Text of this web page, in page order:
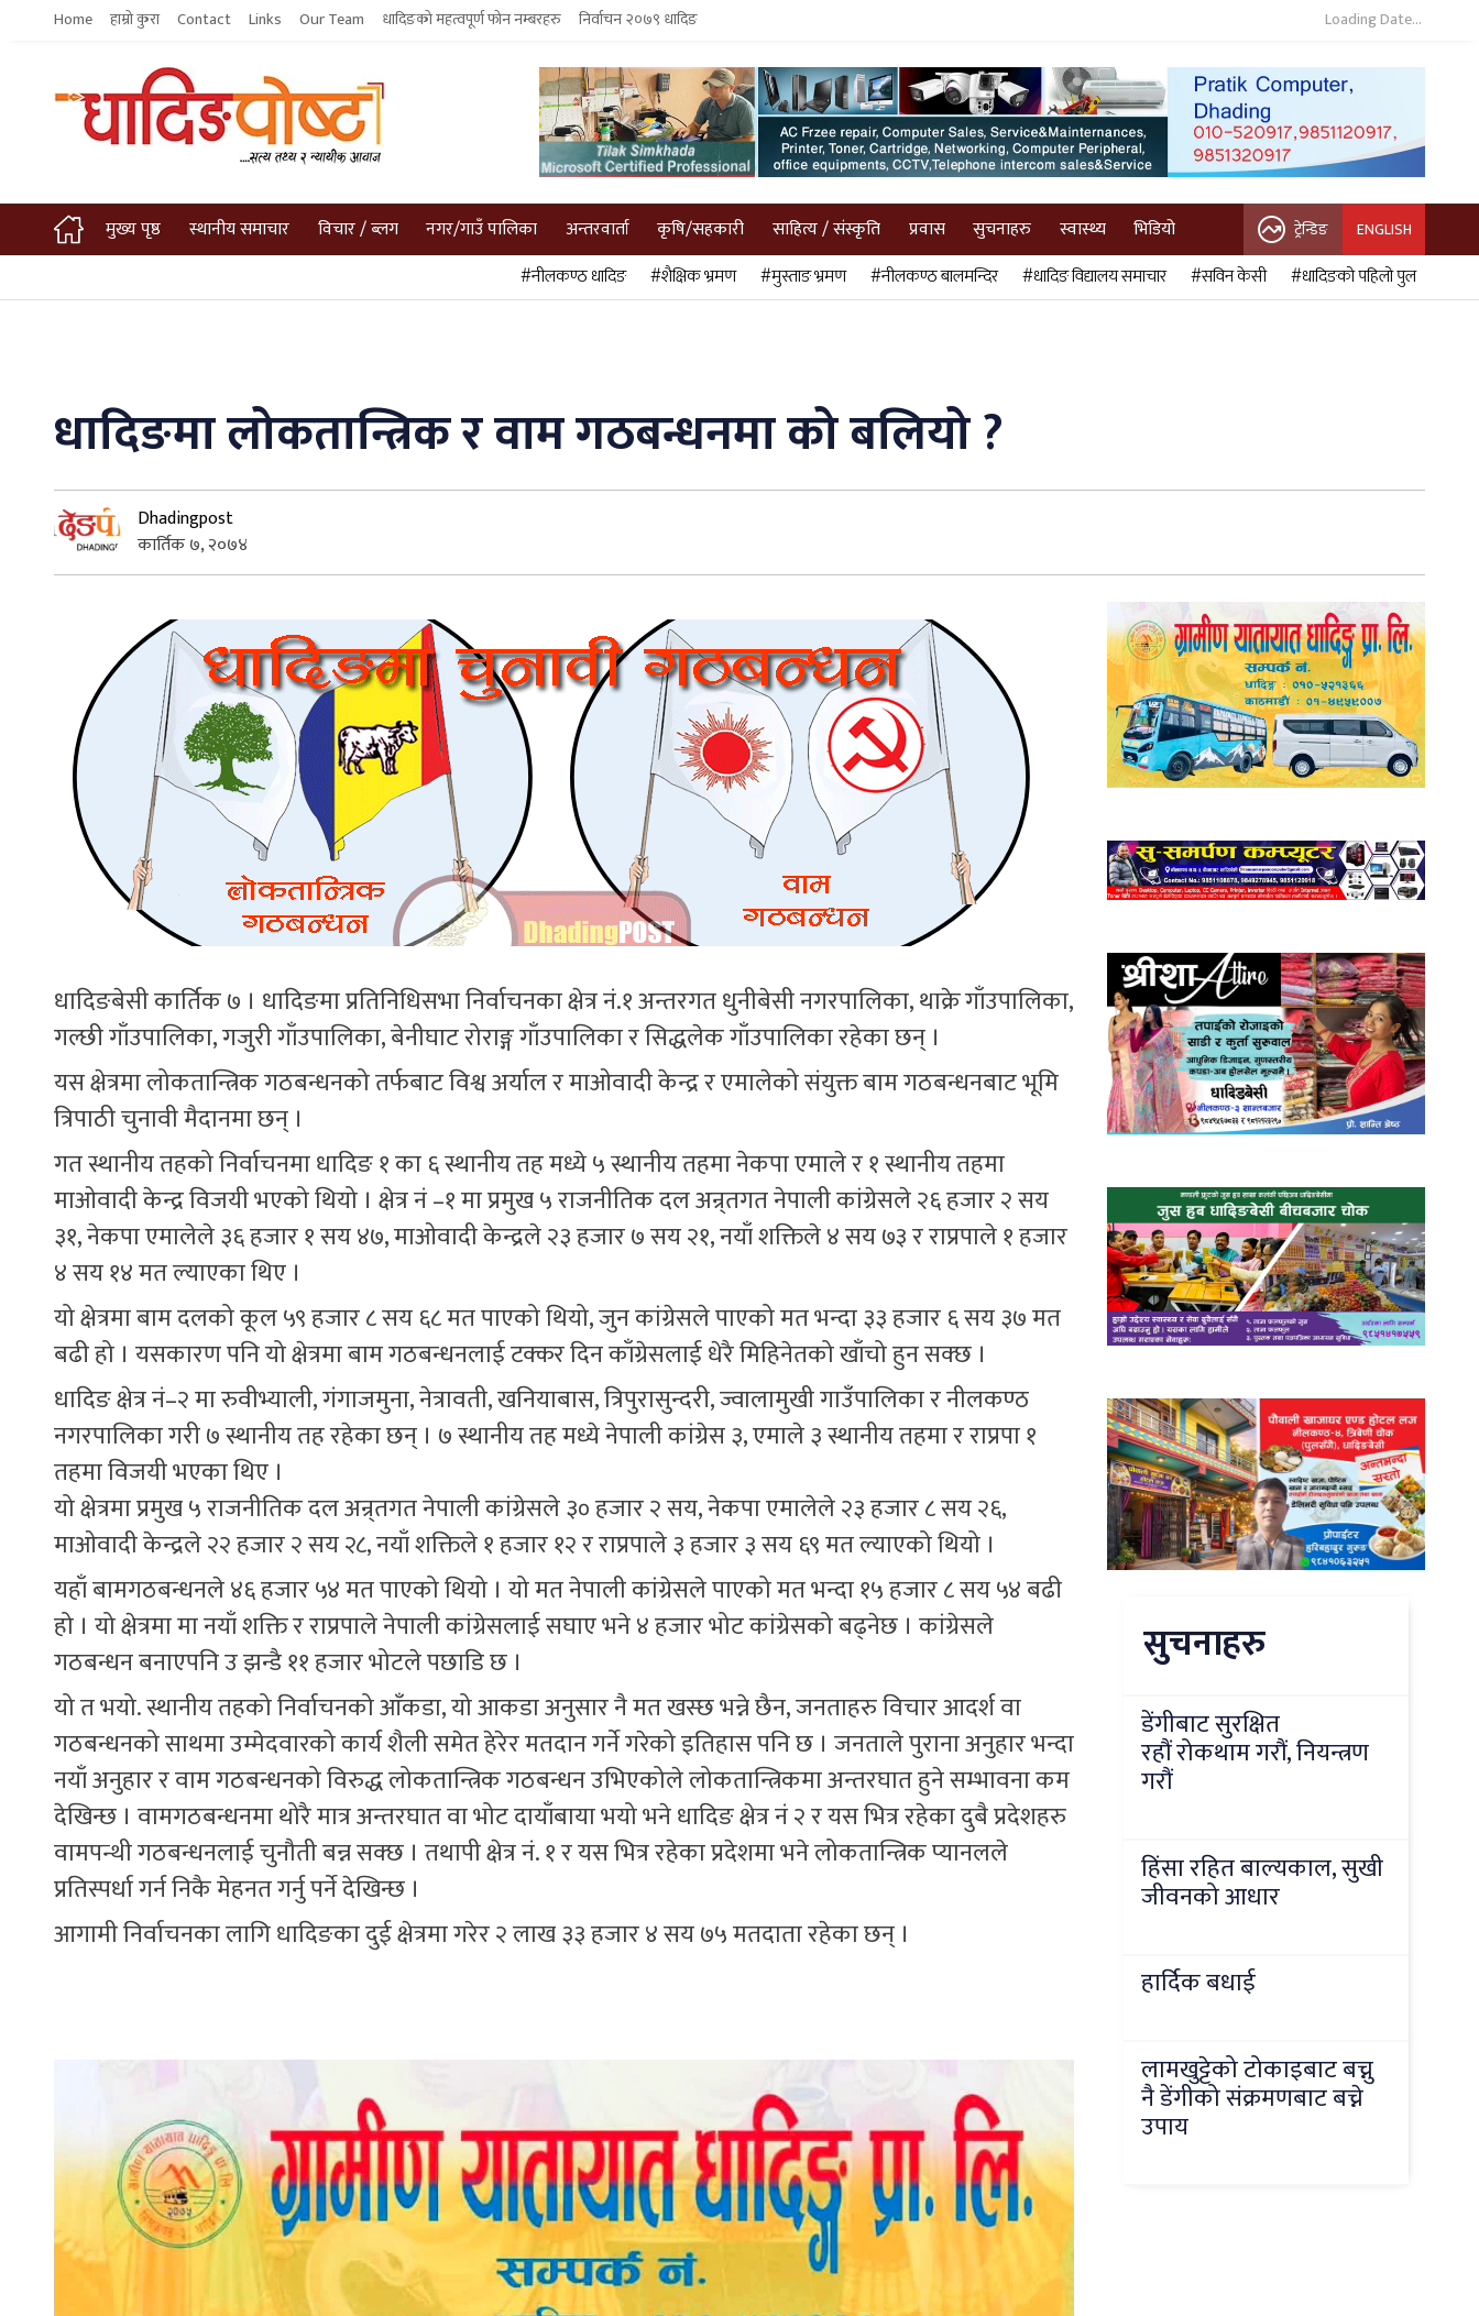
Home हाम्रो कुरा Contact Links Our Team धादिङको महत्वपूर्ण फोन नम्बरहरु निर्वाचन २०७९ धादिङ Loading Date...
मुख्य पृष्ठ स्थानीय समाचार विचार / ब्लग नगर/गाउँ पालिका अन्तरवार्ता कृषि/सहकारी साहित्य / संस्कृति प्रवास सुचनाहरु स्वास्थ्य भिडियो ट्रेन्डिङ ENGLISH
#नीलकण्ठ धादिङ #शैक्षिक भ्रमण #मुस्ताङ भ्रमण #नीलकण्ठ बालमन्दिर #धादिङ विद्यालय समाचार #सविन केसी #धादिङको पहिलो पुल
धादिङमा लोकतान्त्रिक र वाम गठबन्धनमा को बलियो ?
Dhadingpost
कार्तिक ७, २०७४
धादिङबेसी कार्तिक ७ । धादिङमा प्रतिनिधिसभा निर्वाचनका क्षेत्र नं.१ अन्तरगत धुनीबेसी नगरपालिका, थाक्रे गाँउपालिका,
गल्छी गाँउपालिका, गजुरी गाँउपालिका, बेनीघाट रोराङ्ग गाँउपालिका र सिद्धलेक गाँउपालिका रहेका छन् ।
यस क्षेत्रमा लोकतान्त्रिक गठबन्धनको तर्फबाट विश्व अर्याल र माओवादी केन्द्र र एमालेको संयुक्त बाम गठबन्धनबाट भूमि
त्रिपाठी चुनावी मैदानमा छन् ।
गत स्थानीय तहको निर्वाचनमा धादिङ १ का ६ स्थानीय तह मध्ये ५ स्थानीय तहमा नेकपा एमाले र १ स्थानीय तहमा
माओवादी केन्द्र विजयी भएको थियो । क्षेत्र नं –१ मा प्रमुख ५ राजनीतिक दल अन्र्तगत नेपाली कांग्रेसले २६ हजार २ सय
३१, नेकपा एमालेले ३६ हजार १ सय ४७, माओवादी केन्द्रले २३ हजार ७ सय २१, नयाँ शक्तिले ४ सय ७३ र राप्रपाले १ हजार
४ सय १४ मत ल्याएका थिए ।
यो क्षेत्रमा बाम दलको कूल ५९ हजार ८ सय ६८ मत पाएको थियो, जुन कांग्रेसले पाएको मत भन्दा ३३ हजार ६ सय ३७ मत
बढी हो । यसकारण पनि यो क्षेत्रमा बाम गठबन्धनलाई टक्कर दिन काँग्रेसलाई धेरै मिहिनेतको खाँचो हुन सक्छ ।
धादिङ क्षेत्र नं–२ मा रुवीभ्याली, गंगाजमुना, नेत्रावती, खनियाबास, त्रिपुरासुन्दरी, ज्वालामुखी गाउँपालिका र नीलकण्ठ
नगरपालिका गरी ७ स्थानीय तह रहेका छन् । ७ स्थानीय तह मध्ये नेपाली कांग्रेस ३, एमाले ३ स्थानीय तहमा र राप्रपा १
तहमा विजयी भएका थिए ।
यो क्षेत्रमा प्रमुख ५ राजनीतिक दल अन्र्तगत नेपाली कांग्रेसले ३० हजार २ सय, नेकपा एमालेले २३ हजार ८ सय २६,
माओवादी केन्द्रले २२ हजार २ सय २८, नयाँ शक्तिले १ हजार १२ र राप्रपाले ३ हजार ३ सय ६९ मत ल्याएको थियो ।
यहाँ बामगठबन्धनले ४६ हजार ५४ मत पाएको थियो । यो मत नेपाली कांग्रेसले पाएको मत भन्दा १५ हजार ८ सय ५४ बढी
हो । यो क्षेत्रमा मा नयाँ शक्ति र राप्रपाले नेपाली कांग्रेसलाई सघाए भने ४ हजार भोट कांग्रेसको बढ्नेछ । कांग्रेसले
गठबन्धन बनाएपनि उ झन्डै ११ हजार भोटले पछाडि छ ।
यो त भयो. स्थानीय तहको निर्वाचनको आँकडा, यो आकडा अनुसार नै मत खस्छ भन्ने छैन, जनताहरु विचार आदर्श वा
गठबन्धनको साथमा उम्मेदवारको कार्य शैली समेत हेरेर मतदान गर्ने गरेको इतिहास पनि छ । जनताले पुराना अनुहार भन्दा
नयाँ अनुहार र वाम गठबन्धनको विरुद्ध लोकतान्त्रिक गठबन्धन उभिएकोले लोकतान्त्रिकमा अन्तरघात हुने सम्भावना कम
देखिन्छ । वामगठबन्धनमा थोरै मात्र अन्तरघात वा भोट दायाँबाया भयो भने धादिङ क्षेत्र नं २ र यस भित्र रहेका दुबै प्रदेशहरु
वामपन्थी गठबन्धनलाई चुनौती बन्न सक्छ । तथापी क्षेत्र नं. १ र यस भित्र रहेका प्रदेशमा भने लोकतान्त्रिक प्यानलले
प्रतिस्पर्धा गर्न निकै मेहनत गर्नु पर्ने देखिन्छ ।
आगामी निर्वाचनका लागि धादिङका दुई क्षेत्रमा गरेर २ लाख ३३ हजार ४ सय ७५ मतदाता रहेका छन् ।
सुचनाहरु
डेंगीबाट सुरक्षित
रहौं रोकथाम गरौं, नियन्त्रण
गरौं
हिंसा रहित बाल्यकाल, सुखी
जीवनको आधार
हार्दिक बधाई
लामखुट्टेको टोकाइबाट बच्नु
नै डेंगीको संक्रमणबाट बच्ने
उपाय